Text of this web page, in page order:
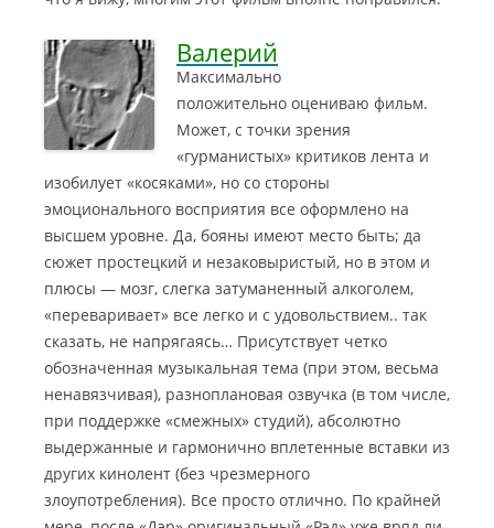
Валерий
Максимально
положительно оцениваю фильм.
Может, с точки зрения
«гурманистых» критиков лента и
изобилует «косяками», но со стороны
эмоционального восприятия все оформлено на
высшем уровне. Да, бояны имеют место быть; да
сюжет простецкий и незаковыристый, но в этом и
плюсы — мозг, слегка затуманенный алкоголем,
«переваривает» все легко и с удовольствием.. так
сказать, не напрягаясь… Присутствует четко
обозначенная музыкальная тема (при этом, весьма
ненавязчивая), разноплановая озвучка (в том числе,
при поддержке «смежных» студий), абсолютно
выдержанные и гармонично вплетенные вставки из
других кинолент (без чрезмерного
злоупотребления). Все просто отлично. По крайней